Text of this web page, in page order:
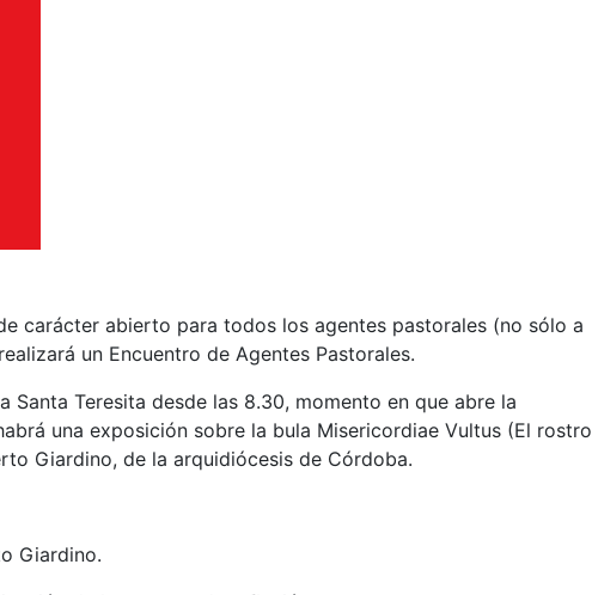
carácter abierto para todos los agentes pastorales (no sólo a
un Encuentro de Agentes Pastorales.
Santa Teresita desde las 8.30, momento en que abre la
una exposición sobre la bula Misericordiae Vultus (El rostro
Giardino, de la arquidiócesis de Córdoba.
Giardino.